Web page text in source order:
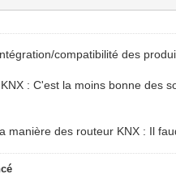
compatibilité des
: C'est la moins bonne des
manière des routeur KNX : Il